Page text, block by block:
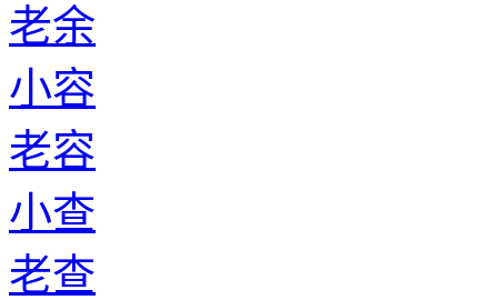
老余
小容
老容
小查
老查